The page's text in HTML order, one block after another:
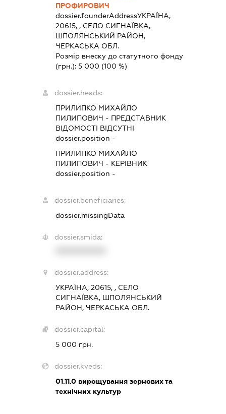
ПРОФИРОВИЧ
dossier.founderAddressУКРАЇНА,
20615, , СЕЛО СИГНАЇВКА,
ШПОЛЯНСЬКИЙ РАЙОН,
ЧЕРКАСЬКА ОБЛ.
Розмір внеску до статутного фонду
(грн.): 5 000 (100 %)
dossier.heads:
ПРИЛИПКО МИХАЙЛО
ПИЛИПОВИЧ - ПРЕДСТАВНИК
ВІДОМОСТІ ВІДСУТНІ
dossier.position -
ПРИЛИПКО МИХАЙЛО
ПИЛИПОВИЧ - КЕРІВНИК
dossier.position -
dossier.beneficiaries:
dossier.missingData
dossier.smida:
dossier.address:
УКРАЇНА, 20615, , СЕЛО
СИГНАЇВКА, ШПОЛЯНСЬКИЙ
РАЙОН, ЧЕРКАСЬКА ОБЛ.
dossier.capital:
5 000 грн.
dossier.kveds:
01.11.0вирощування зернових та
технічних культур